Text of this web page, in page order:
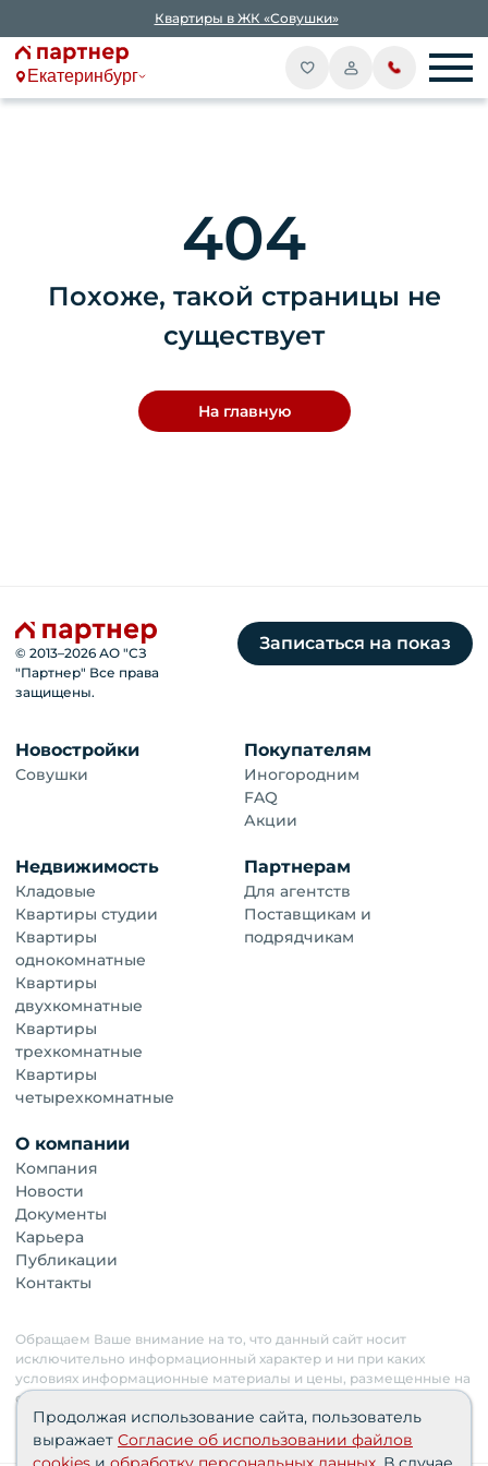
Квартиры в ЖК «Совушки»
Екатеринбург
404
Похоже, такой страницы не
существует
На главную
© 2013–2026 АО "СЗ
"Партнер" Все права
защищены.
Записаться на показ
Новостройки
Совушки
Покупателям
Иногородним
FAQ
Акции
Недвижимость
Кладовые
Квартиры студии
Квартиры
однокомнатные
Квартиры
двухкомнатные
Квартиры
трехкомнатные
Квартиры
четырехкомнатные
Партнерам
Для агентств
Поставщикам и
подрядчикам
О компании
Компания
Новости
Документы
Карьера
Публикации
Контакты
Обращаем Ваше внимание на то, что данный сайт носит
исключительно информационный характер и ни при каких
условиях информационные материалы и цены, размещенные на
сайте, не являются публичной офертой. Застройщик имеет
право изменять стоимость объектов.
Продолжая использование сайта, пользователь
выражает Согласие об использовании файлов